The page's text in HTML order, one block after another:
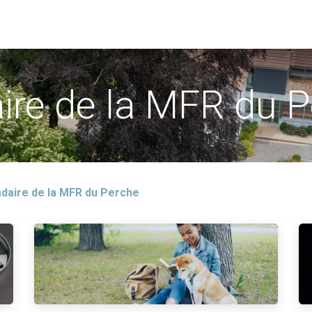
de la MFR du
de la MFR du Perche